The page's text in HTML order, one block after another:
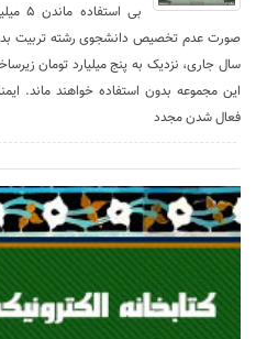
بی
صورت عدم تخصیص دانشجوی رشته تربیت
سال جاری، نزدیک به پنج میلیارد تومان
این مجموعه بدون استفاده خواهند ماند.
فعال شدن مجدد